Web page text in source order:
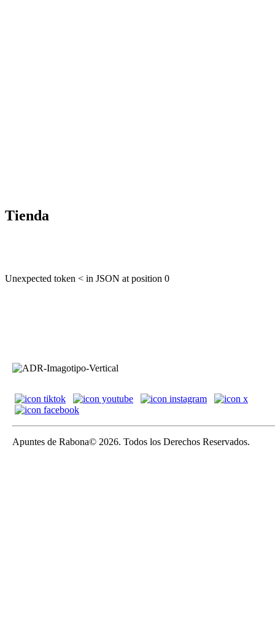
Tienda
Unexpected token < in JSON at position 0
Apuntes de Rabona© 2026. Todos los Derechos Reservados.